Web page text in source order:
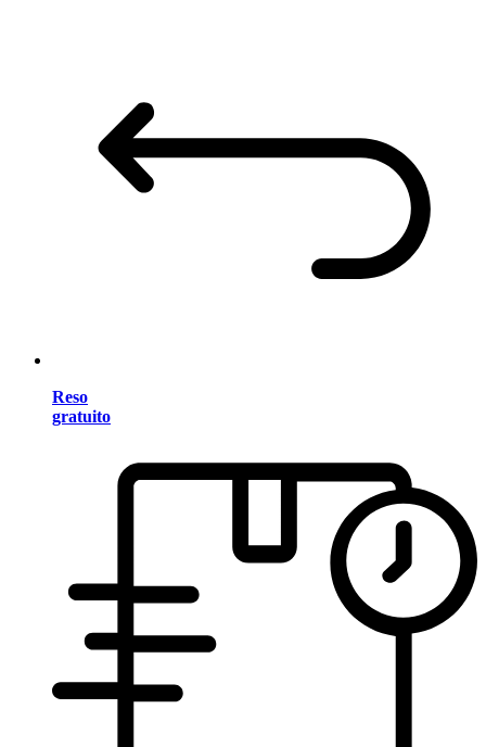
Reso
gratuito